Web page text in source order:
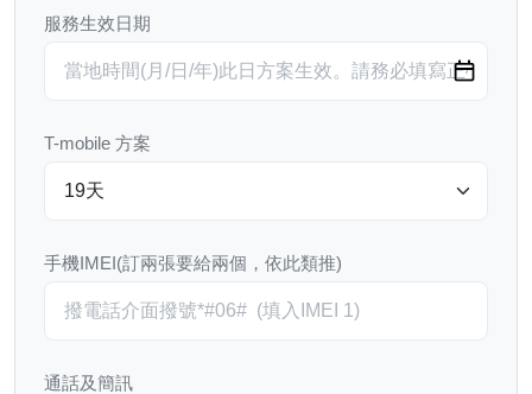
服務生效日期
T-mobile 方案
手機IMEI(訂兩張要給兩個，依此類推)
通話及簡訊